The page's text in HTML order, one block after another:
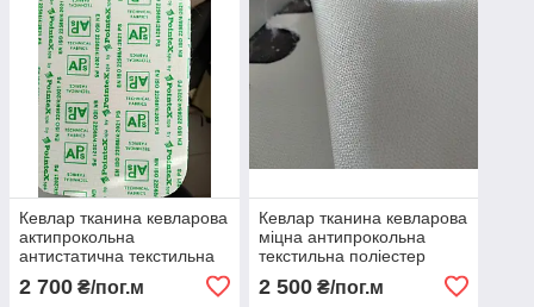
Кевлар тканина кевларова
актипрокольна
антистатична текстильна
2 700 ₴/пог.м
Кевлар тканина кевларова
міцна антипрокольна
текстильна поліестер
2 500₴/пог.м